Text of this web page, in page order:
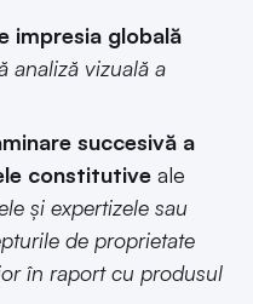
impresia globală
analiză vizuală a
succesivă a
constitutive ale
și expertizele sau
de proprietate
în raport cu produsul